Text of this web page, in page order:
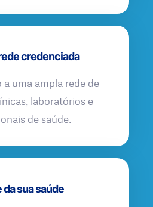
credenciada
a uma ampla rede de
laboratórios e
de saúde.
da sua saúde